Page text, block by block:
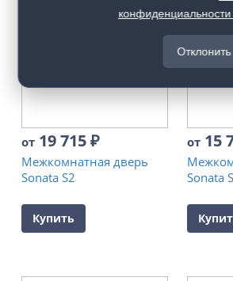
от 19 715₽
Межкомнатная дверь
Sonata S2
Купить
от 15
Sonata
конфиденциальности
Отклонить